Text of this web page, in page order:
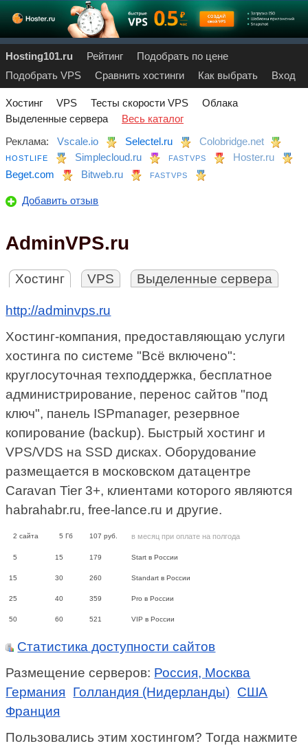
Hosting101.ru Рейтинг
Подобрать по цене
Подобрать VPS
Сравнить хостинги Как выбрать Вход
Хостинг VPS Тесты скорости VPS
Облака
Выделенные сервера
Весь каталог
Реклама:
Vscale.io Selectel.ru Colobridge.net
HOSTLIFE Simplecloud.ru FASTVPS
Hoster.ru
Beget.com
Bitweb.ru FASTVPS
Добавить отзыв
AdminVPS.ru
Хостинг VPS Выделенные сервера
http://adminvps.ru
Хостинг-компания, предоставляющаю услуги
хостинга по системе "Всё включено":
круглосуточная техподдержка, бесплатное
администрирование, перенос сайтов "под
ключ", панель ISPmanager, резервное
копирование (backup). Быстрый хостинг и
VPS/VDS на SSD дисках. Оборудование
размещается в московском датацентре
Caravan Tier 3+, клиентами которого являются
habrahabr.ru, free-lance.ru и другие.
2 сайта 5 Гб 107 руб. в месяц при оплате на полгода
5 15 179 Start в России
15 30 260 Standart в России
25 40 359 Pro в России
50 60 521 VIP в России
Статистика доступности сайтов
Размещение серверов: Россия, Москва
Германия
Голландия (Нидерланды) США
Франция
Пользовались этим хостингом? Тогда нажмите